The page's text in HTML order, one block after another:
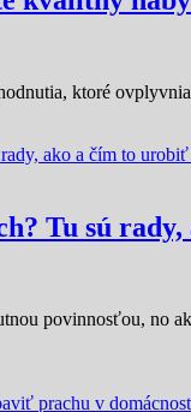
ktoré
Tu sú
povinnosťou, no